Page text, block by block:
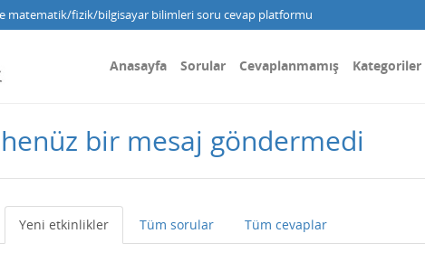
matematik/fizik/bilgisayar bilimleri soru cevap platformu
Anasayfa Sorular Cevaplanmamış Kategoriler
bir mesaj göndermedi
Yeni etkinlikler Tüm sorular Tüm cevaplar